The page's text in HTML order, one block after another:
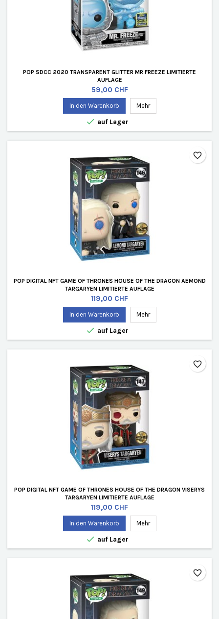
POP SDCC 2020 TRANSPARENT GLITTER MR FREEZE LIMITIERTE
AUFLAGE
Preis
59,00 CHF
In den Warenkorb Mehr
 auf Lager
POP DIGITAL NFT GAME OF THRONES HOUSE OF THE DRAGON AEMOND
TARGARYEN LIMITIERTE AUFLAGE
Preis
119,00 CHF
In den Warenkorb Mehr
 auf Lager
favorite_border
POP DIGITAL NFT GAME OF THRONES HOUSE OF THE DRAGON VISERYS
TARGARYEN LIMITIERTE AUFLAGE
Preis
119,00 CHF
In den Warenkorb Mehr
 auf Lager
favorite_border
favorite_border